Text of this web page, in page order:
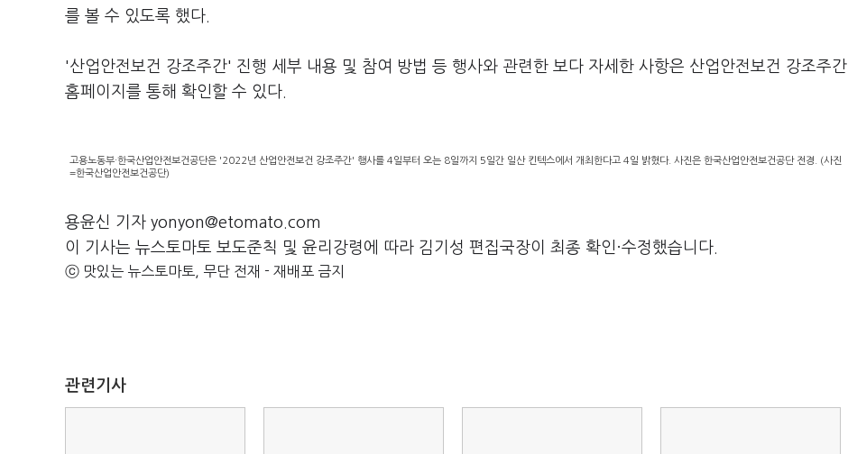
를 볼 수 있도록 했다.
'산업안전보건 강조주간' 진행 세부 내용 및 참여 방법 등 행사와 관련한 보다 자세한 사항은 산업안전보건 강조주간
홈페이지를 통해 확인할 수 있다.
고용노동부·한국산업안전보건공단은 '2022년 산업안전보건 강조주간' 행사를 4일부터 오는 8일까지 5일간 일산 킨텍스에서 개최한다고 4일 밝혔다. 사진은 한국산업안전보건공단 전경. (사진
=한국산업안전보건공단)
용윤신 기자 yonyon@etomato.com
이 기사는 뉴스토마토 보도준칙 및 윤리강령에 따라 김기성 편집국장이 최종 확인·수정했습니다.
ⓒ 맛있는 뉴스토마토, 무단 전재 - 재배포 금지
관련기사